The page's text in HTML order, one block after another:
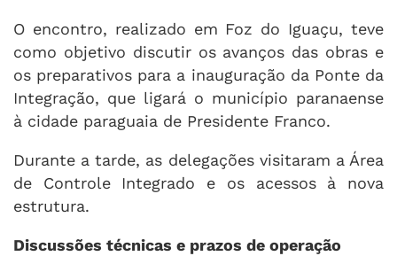
O encontro, realizado em Foz do Iguaçu, teve
como objetivo discutir os avanços das obras e
os preparativos para a inauguração da Ponte da
Integração, que ligará o município paranaense
à cidade paraguaia de Presidente Franco.
Durante a tarde, as delegações visitaram a Área
de Controle Integrado e os acessos à nova
estrutura.
Discussões técnicas e prazos de operação